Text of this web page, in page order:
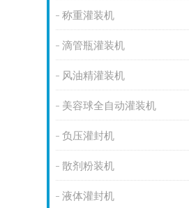
称重灌装机
滴管瓶灌装机
风油精灌装机
美容球全自动灌装机
负压灌封机
散剂粉装机
液体灌封机